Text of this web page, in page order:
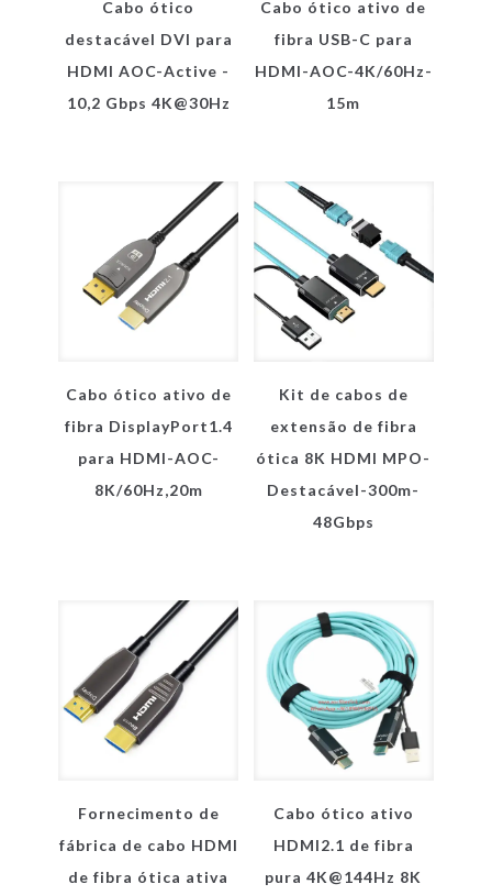
Cabo ótico
destacável DVI para
HDMI AOC-Active -
10,2 Gbps 4K@30Hz
Cabo ótico ativo de
fibra USB-C para
HDMI-AOC-4K/60Hz-
15m
Cabo ótico ativo de
fibra DisplayPort1.4
para HDMI-AOC-
8K/60Hz,20m
Kit de cabos de
extensão de fibra
ótica 8K HDMI MPO-
Destacável-300m-
48Gbps
Fornecimento de
fábrica de cabo HDMI
de fibra ótica ativa
Cabo ótico ativo
HDMI2.1 de fibra
pura 4K@144Hz 8K